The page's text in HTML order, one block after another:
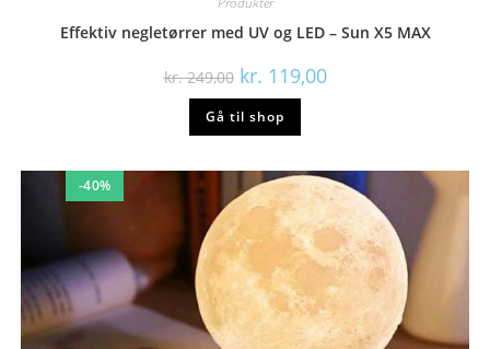
Effektiv negletørrer med UV og LED – Sun X5 MAX
kr.249,00 Den
oprindelige
pris
var:
kr. 249,00.
kr. 119,00Den
aktuelle
Gå til shop
-40%